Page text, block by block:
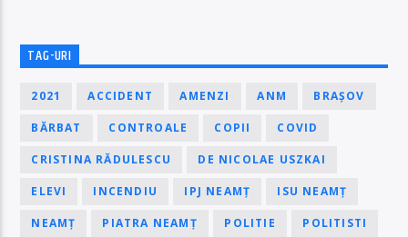
TAG-URI
2021 ACCIDENT AMENZI ANM BRAȘOV
BĂRBAT CONTROALE COPII COVID
CRISTINA RĂDULESCU DE NICOLAE USZKAI
ELEVI INCENDIU IPJ NEAMȚ ISU NEAMȚ
NEAMȚ PIATRA NEAMȚ POLITIE POLITISTI